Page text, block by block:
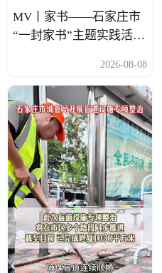
MV丨家书——石家庄市
“一封家书”主题实践活动
2026-08-08